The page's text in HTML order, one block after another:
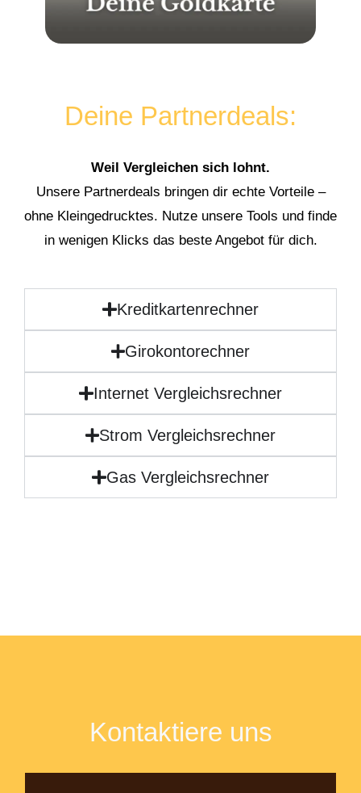
Deine Partnerdeals:
Weil Vergleichen sich lohnt.
Unsere Partnerdeals bringen dir echte Vorteile –
ohne Kleingedrucktes. Nutze unsere Tools und finde
in wenigen Klicks das beste Angebot für dich.
Kreditkartenrechner
Girokontorechner
Internet Vergleichsrechner
Strom Vergleichsrechner
Gas Vergleichsrechner
Kontaktiere uns